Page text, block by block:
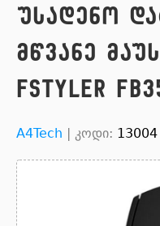
უსადენო
მწვანე
Fstyler
A4Tech | კოდი: 13004